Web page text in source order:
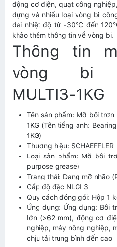
động cơ điện, quạt công
dựng và nhiều loại vòng bi
dải nhiệt độ từ -30°C đến
khảo thêm thông tin về vòng bi.
Thông tin
vòng bi
MULTI3-1KG
Tên sản phẩm: Mỡ bôi trơn
1KG (Tên tiếng anh:
1KG)
Thương hiệu: SCHAEFFLER
Loại sản phẩm: Mỡ bôi
purpose grease)
Trạng thái: Dạng mỡ nhão
Cấp độ đặc NLGI 3
Quy cách đóng gói: Hộp 1
Ứng dụng: Ứng dụng: Bôi
lớn (>62 mm), động cơ
nghiệp, máy nông nghiệp,
chịu tải trung bình đến cao